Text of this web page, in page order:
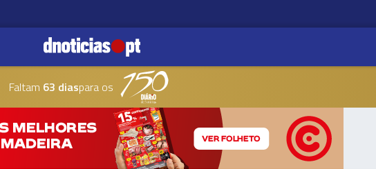
Faltam 63 diaspara os